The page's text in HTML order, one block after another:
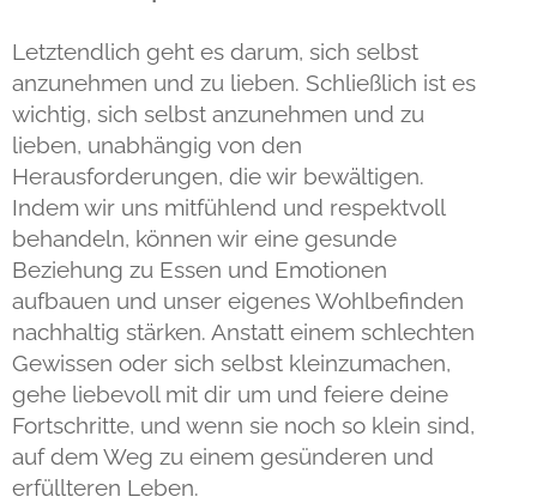
Letztendlich geht es darum, sich selbst
anzunehmen und zu lieben. Schließlich ist es
wichtig, sich selbst anzunehmen und zu
lieben, unabhängig von den
Herausforderungen, die wir bewältigen.
Indem wir uns mitfühlend und respektvoll
behandeln, können wir eine gesunde
Beziehung zu Essen und Emotionen
aufbauen und unser eigenes Wohlbefinden
nachhaltig stärken. Anstatt einem schlechten
Gewissen oder sich selbst kleinzumachen,
gehe liebevoll mit dir um und feiere deine
Fortschritte, und wenn sie noch so klein sind,
auf dem Weg zu einem gesünderen und
erfüllteren Leben.